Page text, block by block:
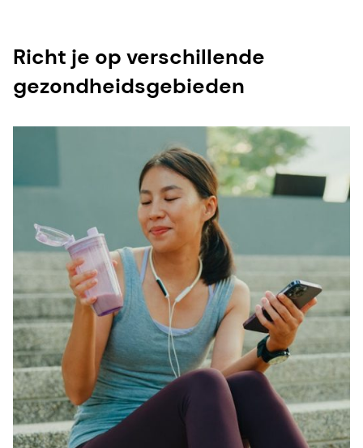
Richt je op verschillende
gezondheidsgebieden